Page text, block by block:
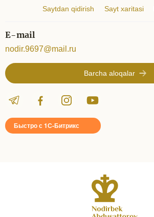
Saytdan qidirish Sayt xaritasi
E-mail
nodir.9697@mail.ru
Barcha aloqalar
Быстро с 1С-Битрикс